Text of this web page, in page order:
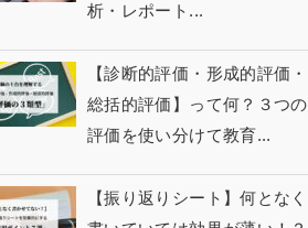
析・レポート...
【診断的評価・形成的評価・
総括的評価】って何？３つの
評価を使い分けて教育...
【振り返りシート】何となく